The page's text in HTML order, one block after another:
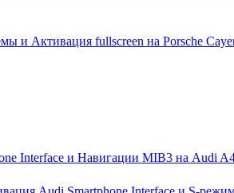
Interface и Навигации MIB3 на Audi